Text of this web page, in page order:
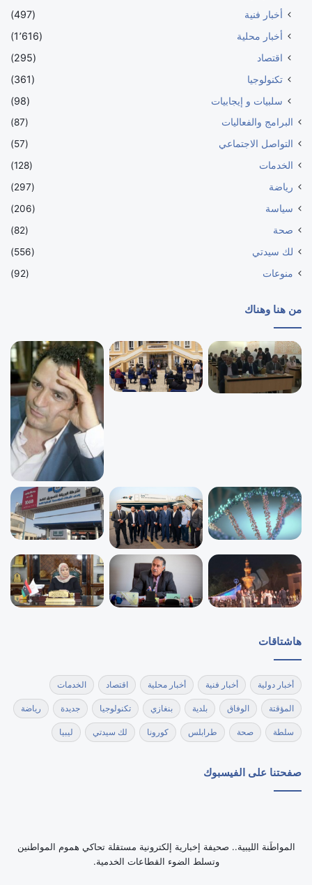
أخبار فنية
(497)
أخبار محلية
(1٬616)
اقتصاد
(295)
تكنولوجيا
(361)
سلبيات و إيجابيات
(98)
البرامج والفعاليات
(87)
التواصل الاجتماعي
(57)
الخدمات
(128)
رياضة
(297)
سياسة
(206)
صحة
(82)
لك سيدتي
(556)
منوعات
(92)
من هنا وهناك
هاشتاقات
أخبار دولية أخبار فنية أخبار محلية اقتصاد الخدمات
المؤقتة الوفاق بلدية بنغازي تكنولوجيا جديدة رياضة
سلطة صحة طرابلس كورونا لك سيدتي ليبيا
صفحتنا على الفيسبوك
‏المواطَنة الليبية.. صحيفة إخبارية إلكترونية مستقلة تحاكي هموم المواطنين
وتسلط الضوء القطاعات الخدمية.